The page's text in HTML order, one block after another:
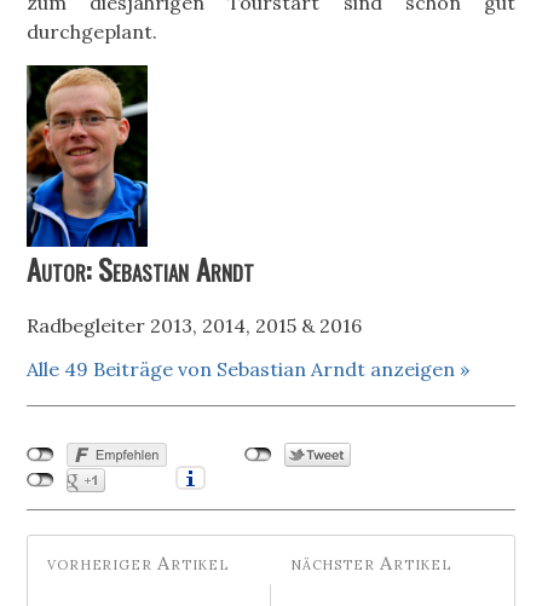
durchgeplant.
Autor: Sebastian Arndt
Radbegleiter 2013, 2014, 2015 & 2016
Alle 49 Beiträge von Sebastian Arndt anzeigen »